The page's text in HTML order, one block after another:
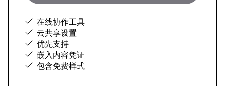
在线协作工具
云共享设置
优先支持
嵌入内容凭证
包含免费样式